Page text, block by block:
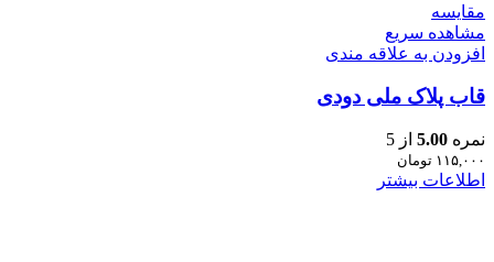
مقایسه
مشاهده سریع
افزودن به علاقه مندی
قاب پلاک ملی دودی
نمره 5.00 از 5
۱۱۵,۰۰۰ تومان
اطلاعات بیشتر